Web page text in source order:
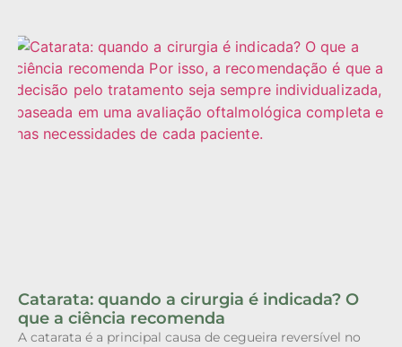
Catarata: quando a cirurgia é indicada? O
que a ciência recomenda
A catarata é a principal causa de cegueira reversível no